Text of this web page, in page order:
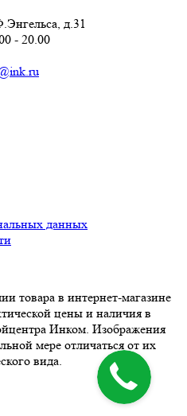
д.31
- 20.00
данных
товара в интернет-магазине
цены и наличия в
Инком. Изображения
мере отличаться от их
вида.